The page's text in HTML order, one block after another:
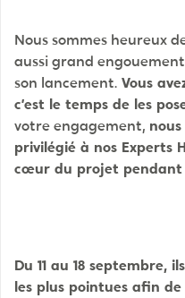
Nous sommes heureux
aussi grand
son lancement. Vous
c’est le temps de les
votre engagement,
privilégié à nos Experts
cœur du projet pendant
Du 11 au 18 septembre,
les plus pointues afin